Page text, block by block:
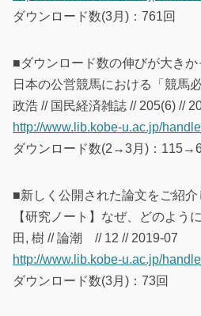
ダウンロード数(3月)：761回
■ダウンロード数の伸びが大きか
日本の公営競馬における「競馬
政浩 // 国民経済雑誌 // 205(6) //
http://www.lib.kobe-u.ac.jp/
ダウンロード数(2→3月)：
■新しく公開された論文をご紹介
【研究ノート】なぜ、どのよう
田, 樹 // 論潮 // 12 // 2019-07
http://www.lib.kobe-u.ac.jp/
ダウンロード数(3月)：73回